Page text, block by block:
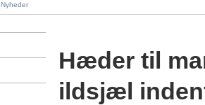
Nyheder
Hæder til
ildsjæl